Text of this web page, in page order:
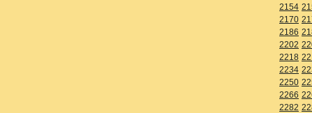
2154
2170
2186
2202
2218
2234
2250
2266
2282